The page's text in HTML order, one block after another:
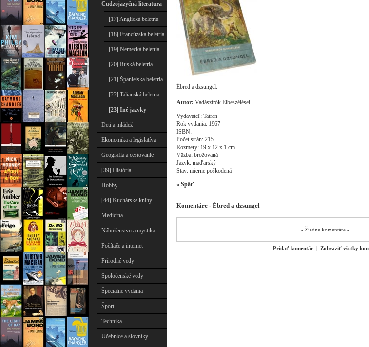
Cudzojazyčná literatúra
[17] Anglická beletria
[18] Francúzska beletria
[19] Nemecká beletria
[20] Ruská beletria
[21] Španielska beletria
[22] Talianská beletria
[23] Iné jazyky
Deti a mládež
Ekonomika a legislatíva
Geografia a cestovanie
[39] História
Hobby
[44] Kuchárske knihy
Medicína
Náboženstvo a mystika
Počítače a internet
Prírodné vedy
Spoločenské vedy
Špeciálne vydania
Šport
Technika
Učebnice a slovníky
Ébred a dzsungel.
Autor: Vadászírók Elbeszélései
Vydavateľ: Tatran
Rok vydania: 1967
ISBN:
Počet strán: 215
Rozmery: 19 x 12 x 1 cm
Väzba: brožovaná
Jazyk: maďarský
Stav: mierne poškodená
« Späť
Komentáre - Ébred a dzsungel
- Žiadne komentáre -
Pridať komentár| Zobraziť všetky